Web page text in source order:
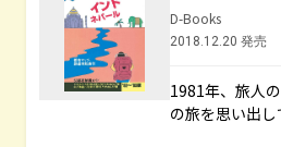
D-Books
2018.12.20 発売
1981年、旅人
の旅を思い出し